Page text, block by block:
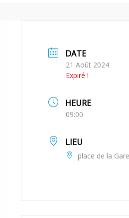
DATE
21 Août 2024
Expiré !
HEURE
09:00
LIEU
place de la Gare